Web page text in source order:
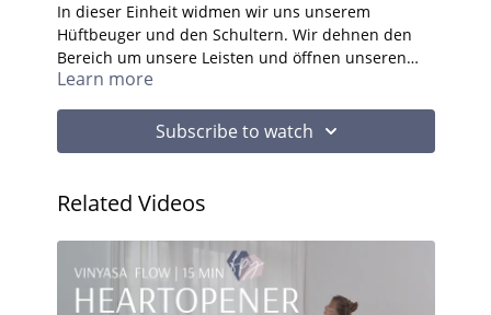
In dieser Einheit widmen wir uns unserem
Hüftbeuger und den Schultern. Wir dehnen den
Bereich um unsere Leisten und öffnen unseren
Herzbereich.
Learn more
Subscribe to watch
Related Videos